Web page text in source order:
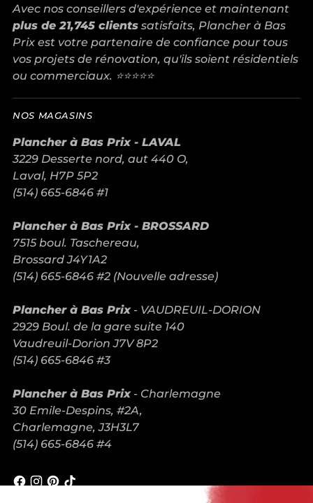
Avec nos conseillers d'expérience et maintenant
plus de 21,745 clients satisfaits, Plancher à Bas
Prix est votre partenaire de confiance pour tous
vos projets de rénovation, qu'ils soient résidentiels
ou commerciaux. ⭐⭐⭐⭐⭐
NOS MAGASINS
Plancher à Bas Prix - LAVAL
3229 Desserte nord, aut 440 O,
Laval, H7P 5P2
(514) 665-6846 #1
Plancher à Bas Prix - BROSSARD
7515 boul. Taschereau,
Brossard J4Y1A2
(514) 665-6846 #2 (Nouvelle adresse)
Plancher à Bas Prix- VAUDREUIL-DORION
2929 Boul. de la gare suite 140
Vaudreuil-Dorion J7V 8P2
(514) 665-6846 #3
Plancher à Bas Prix- Charlemagne
30 Emile-Despins, #2A,
Charlemagne, J3H3L7
(514) 665-6846 #4